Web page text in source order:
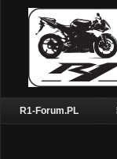
R1-Forum.PL